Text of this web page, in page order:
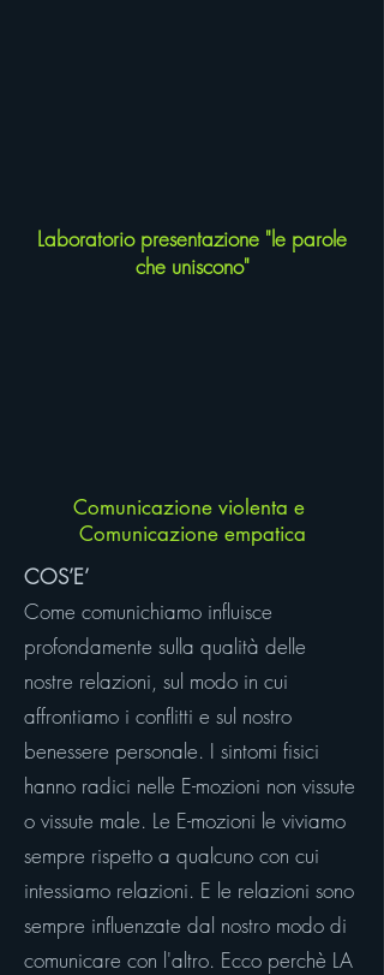
Laboratorio presentazione "le parole
che uniscono"
Comunicazione violenta e
Comunicazione empatica
COS’E’
Come comunichiamo influisce
profondamente sulla qualità delle
nostre relazioni, sul modo in cui
affrontiamo i conflitti e sul nostro
benessere personale. I sintomi fisici
hanno radici nelle E-mozioni non vissute
o vissute male. Le E-mozioni le viviamo
sempre rispetto a qualcuno con cui
intessiamo relazioni. E le relazioni sono
sempre influenzate dal nostro modo di
comunicare con l'altro. Ecco perchè LA